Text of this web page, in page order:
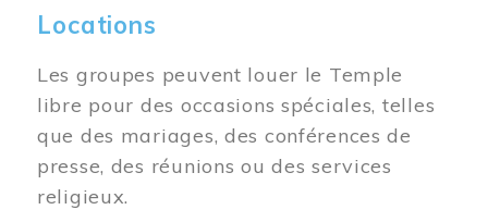
Locations
Les groupes peuvent louer le Temple
libre pour des occasions spéciales, telles
que des mariages, des conférences de
presse, des réunions ou des services
religieux.